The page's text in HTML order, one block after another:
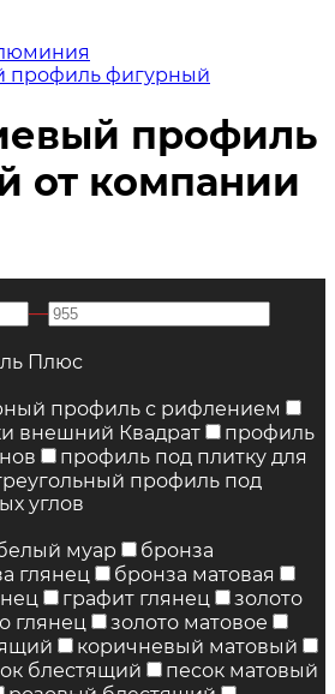
фигурный
профиль
от компании
—
Плюс
профиль с рифлением
внешний Квадрат
профиль
профиль под плитку для
профиль под
углов
муар
бронза
глянец
бронза матовая
графит глянец
золото
глянец
золото матовое
коричневый матовый
блестящий
песок матовый